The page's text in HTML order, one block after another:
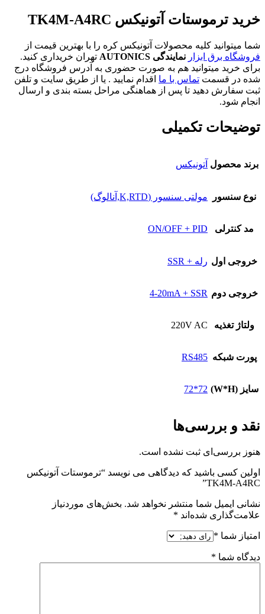
خرید ترموستات آتونیکس TK4M-A4RC
شما میتوانید کلیه محصولات آتونیکس کره را با بهترین قیمت از
فروشگاه برق ابزار نمایندگی AUTONICS
تهران خریداری کنید.
برای خرید میتوانید هم به صورت حضوری به آدرس فروشگاه درج
شده در قسمت تماس با ما اقدام نمایید . یا از طریق سایت و تلفن
ثبت سفارش دهید تا پس از هماهنگی مراحل بسته بندی و ارسال
انجام شود.
توضیحات تکمیلی
برند محصول آتونیکس
نوع سنسور مولتی سنسور (K,RTD,آنالوگ)
مد کنترلی ON/OFF + PID
خروجی اول رله + SSR
خروجی دوم 4-20mA + SSR
ولتاژ تغذیه 220V AC
پورت شبکه RS485
سایز (W*H) 72*72
نقد و بررسی‌ها
هنوز بررسی‌ای ثبت نشده است.
اولین کسی باشید که دیدگاهی می نویسد “ترموستات آتونیکس
TK4M-A4RC”
نشانی ایمیل شما منتشر نخواهد شد. بخش‌های موردنیاز
علامت‌گذاری شده‌اند *
امتیاز شما *
دیدگاه شما *